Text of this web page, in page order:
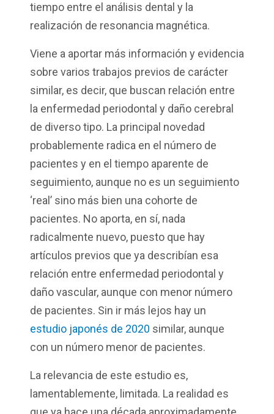
tiempo entre el análisis dental y la
realización de resonancia magnética.
Viene a aportar más información y evidencia
sobre varios trabajos previos de carácter
similar, es decir, que buscan relación entre
la enfermedad periodontal y daño cerebral
de diverso tipo. La principal novedad
probablemente radica en el número de
pacientes y en el tiempo aparente de
seguimiento, aunque no es un seguimiento
‘real’ sino más bien una cohorte de
pacientes. No aporta, en sí, nada
radicalmente nuevo, puesto que hay
artículos previos que ya describían esa
relación entre enfermedad periodontal y
daño vascular, aunque con menor número
de pacientes. Sin ir más lejos hay un
estudio japonés de 2020 similar, aunque
con un número menor de pacientes.
La relevancia de este estudio es,
lamentablemente, limitada. La realidad es